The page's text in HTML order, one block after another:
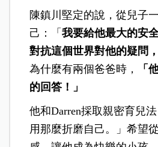
陳鎮川堅定的說，從兒子
己：「我要給他最大的安
對抗這個世界對他的疑問
為什麼有兩個爸爸時，
「
的回答！」
他和Darren採取親密育兒
用那麼折磨自己。」希望